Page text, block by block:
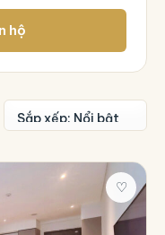
hộ
♡